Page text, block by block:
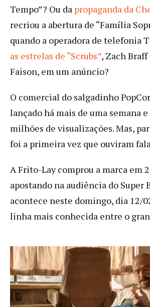
Tempo”? Ou da propaganda da
recriou a abertura de “Família
quando a operadora de telefonia
as estrelas de “Scrubs”, Zach
Faison, em um anúncio?
O comercial do salgadinho
lançado há mais de uma semana
milhões de visualizações. Mas,
foi a primeira vez que ouviram
A Frito-Lay comprou a marca em
apostando na audiência do Super
acontece neste domingo, dia 12/
linha mais conhecida entre o